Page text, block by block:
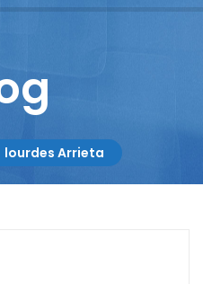
lourdes Arrieta